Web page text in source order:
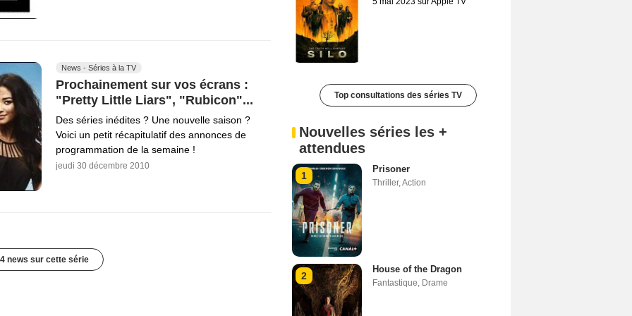
News - Séries à la TV
Prochainement sur vos écrans :
"Pretty Little Liars", "Rubicon"...
Des séries inédites ? Une nouvelle saison ?
Voici un petit récapitulatif des annonces de
programmation de la semaine !
jeudi 30 décembre 2010
news sur cette série
Top consultations des séries TV
Nouvelles séries les +
attendues
1
Prisoner
Thriller,Action
2
House of the Dragon
Fantastique, Drame